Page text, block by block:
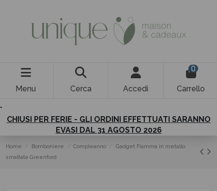
Menu Cerca Accedi
0
Carrello
.
CHIUSI PER FERIE - GLI ORDINI EFFETTUATI SARANNO
EVASI DAL 31 AGOSTO 2026
Home Bomboniere Compleanno
Gadget Fiamma in metallo
smaltata Greenford